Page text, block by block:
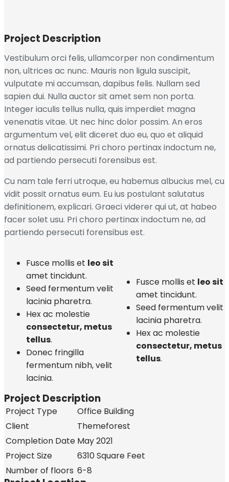
Project Description
Vestibulum orci felis, ullamcorper non condimentum
non, ultrices ac nunc. Mauris non ligula suscipit,
vulputate mi accumsan, dapibus felis. Nullam sed
sapien dui. Nulla auctor sit amet sem non porta.
Integer iaculis tellus nulla, quis imperdiet magna
venenatis vitae. Ut nec hinc dolor possim. An eros
argumentum vel, elit diceret duo eu, quo et aliquid
ornatus delicatissimi. Pri choro pertinax indoctum ne,
ad partiendo persecuti forensibus est.
Cu nam tale ferri utroque, eu habemus albucius mel, cu
vidit possit ornatus eum. Eu ius postulant salutatus
definitionem, explicari. Graeci viderer qui ut, at habeo
facer solet usu. Pri choro pertinax indoctum ne, ad
partiendo persecuti forensibus est.
Fusce mollis et leo sit
amet tincidunt.
Seed fermentum velit
lacinia pharetra.
Hex ac molestie
consectetur, metus
tellus.
Donec fringilla
fermentum nibh, velit
lacinia.
Fusce mollis et leo sit
amet tincidunt.
Seed fermentum velit
lacinia pharetra.
Hex ac molestie
consectetur, metus
tellus.
Project Description
Project Type
Office Building
Client
Themeforest
Completion Date May 2021
Project Size
6310 Square Feet
Number of floors 6-8